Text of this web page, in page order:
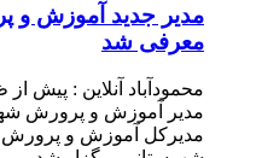
مدیر جدید آموزش و
معرفی شد
محمودآباد آنلاین : پیش
مدیر آموزش و پرورش
مدیرکل آموزش و پرورش